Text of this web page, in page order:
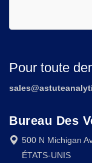
Pour toute
Bureau Des
500 N Michigan
ÉTATS-UNIS